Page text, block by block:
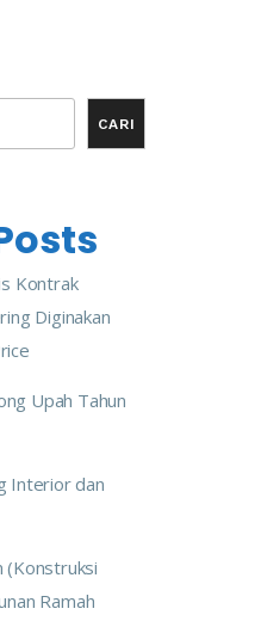
CARI
Kontrak
Diginakan
Upah Tahun
Interior dan
(Konstruksi
Ramah